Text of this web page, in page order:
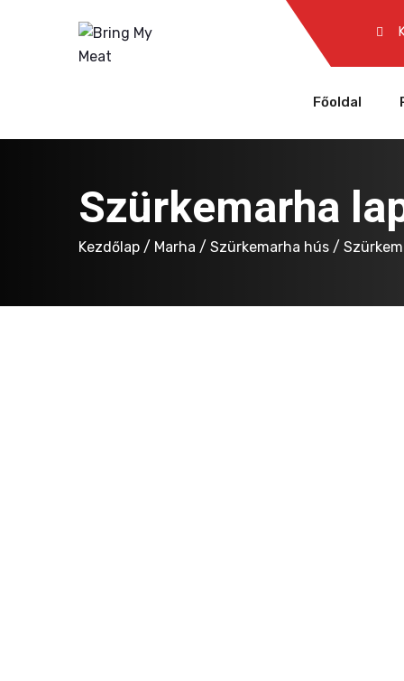
Főoldal
Szürkemarha
Kezdőlap / Marha / Szürkemarha hús /